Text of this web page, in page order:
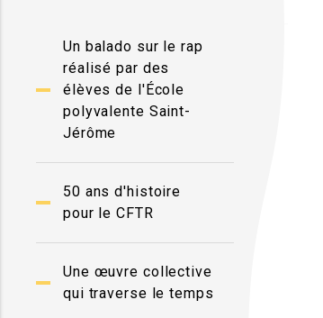
Un balado sur le rap
réalisé par des
élèves de l'École
polyvalente Saint-
Jérôme
50 ans d'histoire
pour le CFTR
Une œuvre collective
qui traverse le temps